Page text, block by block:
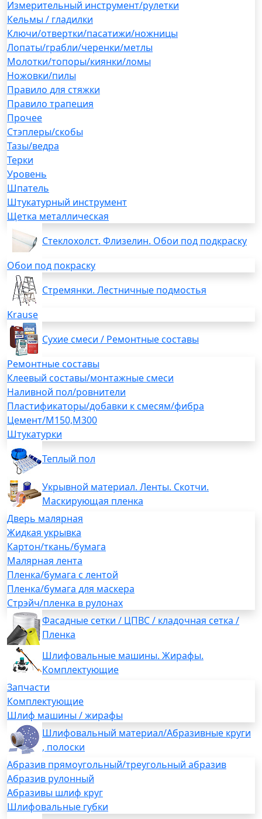
Измерительный инструмент/рулетки
Кельмы / гладилки
Ключи/отвертки/пасатижи/ножницы
Лопаты/грабли/черенки/метлы
Молотки/топоры/киянки/ломы
Ножовки/пилы
Правило для стяжки
Правило трапеция
Прочее
Стэплеры/скобы
Тазы/ведра
Терки
Уровень
Шпатель
Штукатурный инструмент
Щетка металлическая
Стеклохолст. Флизелин. Обои под подкраску
Обои под покраску
Стремянки. Лестничные подмостья
Krause
Сухие смеси / Ремонтные составы
Ремонтные составы
Клеевый составы/монтажные смеси
Наливной пол/ровнители
Пластификаторы/добавки к смесям/фибра
Цемент/М150,М300
Штукатурки
Теплый пол
Укрывной материал. Ленты. Скотчи.
Маскирующая пленка
Дверь малярная
Жидкая укрывка
Картон/ткань/бумага
Малярная лента
Пленка/бумага с лентой
Пленка/бумага для маскера
Стрэйч/пленка в рулонах
Фасадные сетки / ЦПВС / кладочная сетка /
Пленка
Шлифовальные машины. Жирафы.
Комплектующие
Запчасти
Комплектующие
Шлиф машины / жирафы
Шлифовальный материал/Абразивные круги
, полоски
Абразив прямоугольный/треугольный абразив
Абразив рулонный
Абразивы шлиф круг
Шлифовальные губки